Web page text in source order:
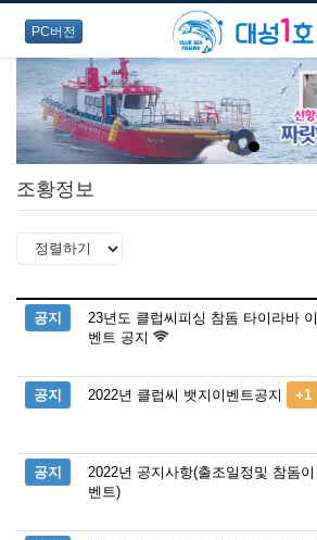
PC버전
조황정보
공지
23년도 클럽씨피싱 참돔 타이라바 이
벤트 공지
공지 2022년 클럽씨 뱃지이벤트공지 +1
공지
2022년 공지사항(출조일정및 참돔이
벤트)